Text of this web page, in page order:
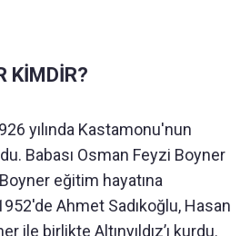
KİMDİR?
yılında Kastamonu'nun
Babası Osman Feyzi Boyner
eğitim hayatına
Ahmet Sadıkoğlu, Hasan
ile birlikte Altınyıldız’ı kurdu.